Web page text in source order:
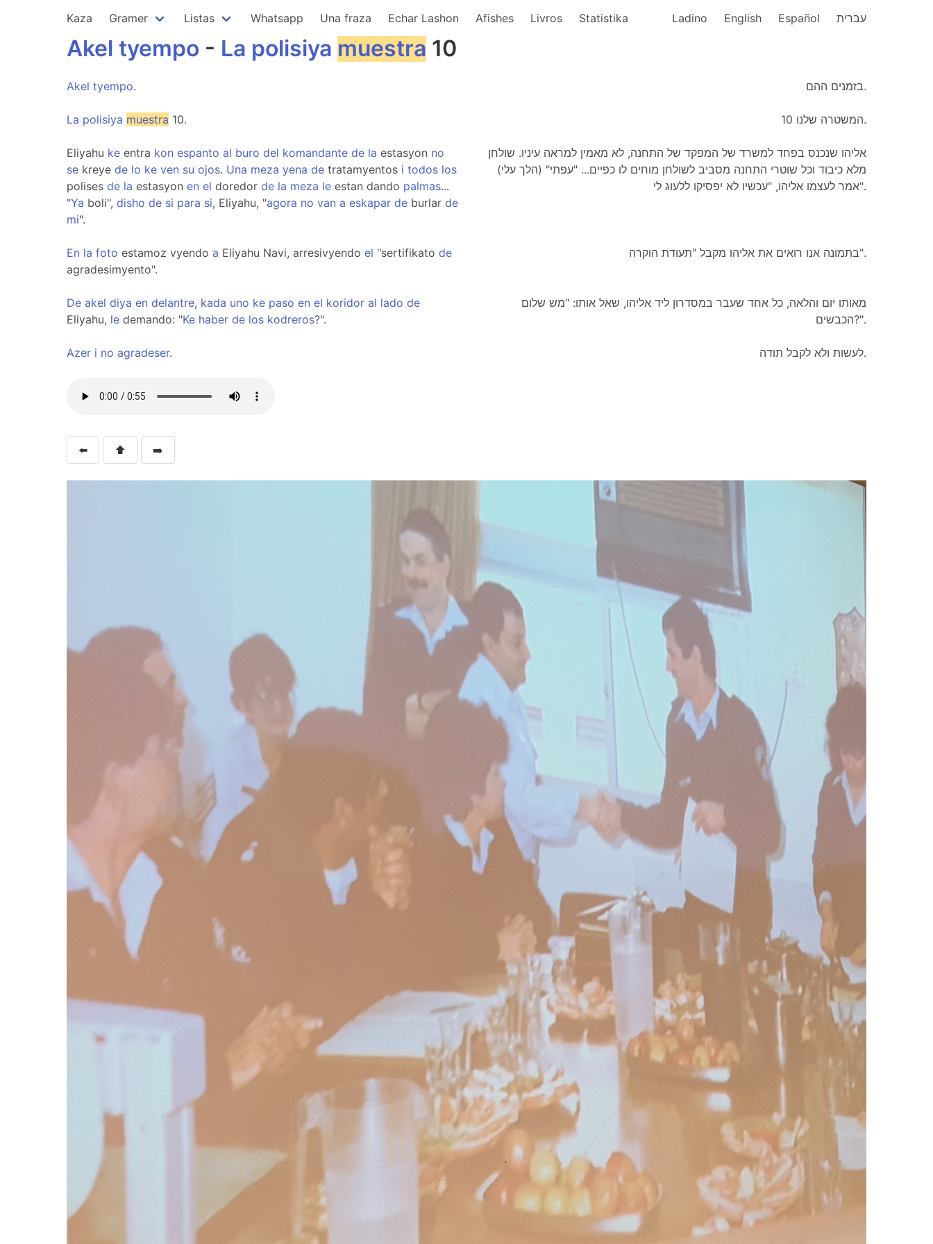
Kaza Gramer Listas Whatsapp Una fraza Echar Lashon Afishes Livros Statistika Ladino English Español עברית
Akel tyempo - La polisiya muestra 10
Akel tyempo. בזמנים ההם.
La polisiya muestra 10. המשטרה שלנו 10.
Eliyahu ke entra kon espanto al buro del komandante de la estasyon no
se kreye de lo ke ven su ojos. Una meza yena de tratamyentos i todos los
polises de la estasyon en el doredor de la meza le estan dando palmas...
"Ya boli", disho de si para si, Eliyahu, "agora no van a eskapar de burlar de
mi".
אליהו שנכנס בפחד למשרד של המפקד של התחנה, לא מאמין למראה עיניו. שולחן
מלא כיבוד וכל שוטרי התחנה מסביב לשולחן מוחים לו כפיים... "עפתי" (הלך עלי)
אמר לעצמו אליהו, "עכשיו לא יפסיקו ללעוג לי".
En la foto estamoz vyendo a Eliyahu Navi, arresivyendo el "sertifikato de
agradesimyento".
בתמונה אנו רואים את אליהו מקבל "תעודת הוקרה".
De akel diya en delantre, kada uno ke paso en el koridor al lado de
Eliyahu, le demando: "Ke haber de los kodreros?".
מאותו יום והלאה, כל אחד שעבר במסדרון ליד אליהו, שאל אותו: "מש שלום
הכבשים?".
Azer i no agradeser. לעשות ולא לקבל תודה.
⬅️ ⬆️ ➡️